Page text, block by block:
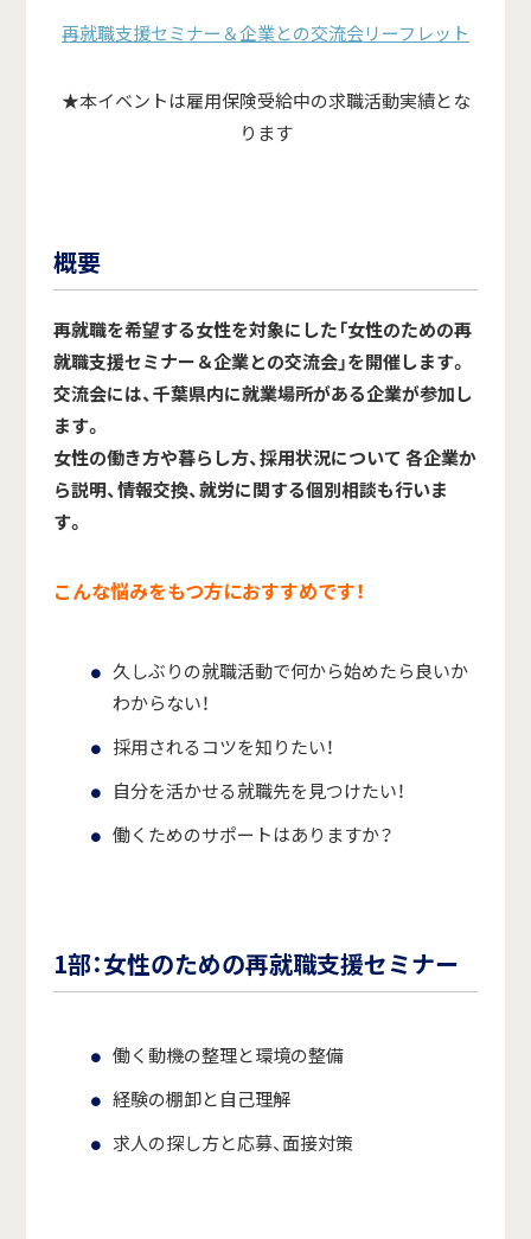
再就職支援セミナー＆企業との交流会リーフレット
★本イベントは雇用保険受給中の求職活動実績とな
ります
概要
再就職を希望する女性を対象にした「女性のための再
就職支援セミナー＆企業との交流会」を開催します。
交流会には、千葉県内に就業場所がある企業が参加し
ます。
女性の働き方や暮らし方、採用状況について 各企業か
ら説明、情報交換、就労に関する個別相談も行いま
す。
こんな悩みをもつ方におすすめです！
久しぶりの就職活動で何から始めたら良いか
わからない！
採用されるコツを知りたい！
自分を活かせる就職先を見つけたい！
働くためのサポートはありますか？
1部：女性のための再就職支援セミナー
働く動機の整理と環境の整備
経験の棚卸と自己理解
求人の探し方と応募、面接対策